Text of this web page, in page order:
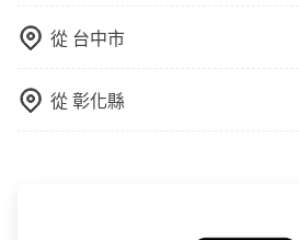
tripool的拼車共乘服務，最多可
內設施非常豐富或你想去的旅遊
室/起點還有段路，且須配合車行
另外承租過程繁瑣，租還通常需額
從 台中市
從彰化縣